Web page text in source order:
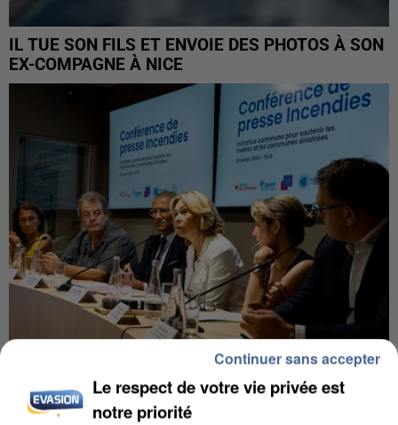
IL TUE SON FILS ET ENVOIE DES PHOTOS À SON
EX-COMPAGNE À NICE
INCENDIES : L’ÎLE-DE-FRANCE LANCE UN ÉLAN
DE SOLIDARITÉ AVEC LES...
Le respect de votre vie privée est
notre priorité
Continuer sans accepter